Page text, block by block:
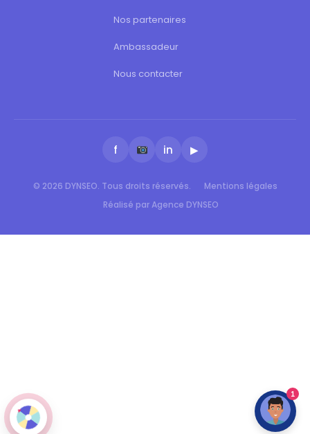
Nos partenaires
Ambassadeur
Nous contacter
f in ▶
© 2026 DYNSEO. Tous droits réservés.
Mentions légales
Réalisé par Agence DYNSEO
1